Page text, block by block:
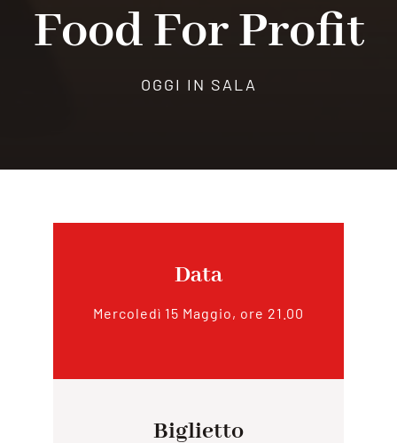
Food For Profit
OGGI IN SALA
Data
Mercoledì 15 Maggio, ore 21.00
Biglietto